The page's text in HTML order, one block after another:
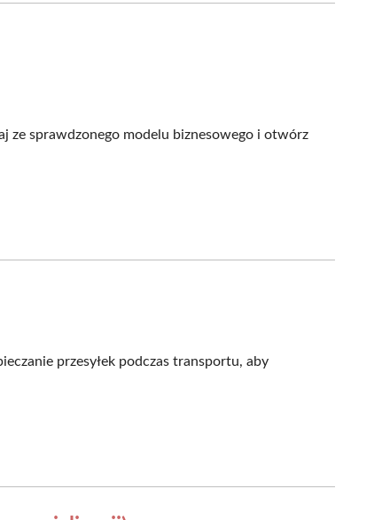
ze sprawdzonego modelu biznesowego i otwórz
przesyłek podczas transportu, aby